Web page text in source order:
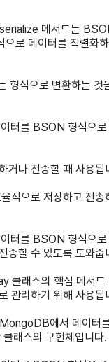
메서드는
로 데이터를 직렬화
형식으로 변환하는 것
터를 BSON 형식으로
거나 전송할 때 사용됩
적으로 저장하고 전송
터를 BSON 형식으로
송할 수 있도록 도와줍
클래스의 핵심 메서드
관리하기 위해 사용됩
에서 데이터
래스의 구현체입니다.